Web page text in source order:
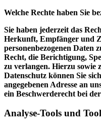
Welche Rechte haben Sie
Sie haben jederzeit das
Herkunft, Empfänger und
personenbezogenen Daten
Recht, die Berichtigung,
zu verlangen. Hierzu sowie
Datenschutz können Sie
angegebenen Adresse an
ein Beschwerderecht bei
Analyse-Tools und